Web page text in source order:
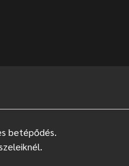
betépődés.